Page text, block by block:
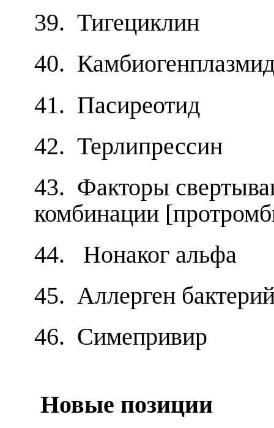
39. Тигециклин
40.
41. Пасиреотид
42. Терлипрессин
43. Факторы
комбинации
44. Нонаког альфа
45. Аллерген
46. Симепривир
Новые позиции